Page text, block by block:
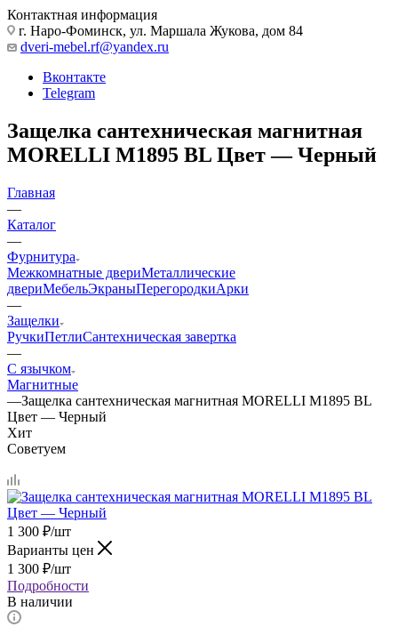
Контактная информация
г. Наро-Фоминск, ул. Маршала Жукова, дом 84
dveri-mebel.rf@yandex.ru
Вконтакте
Telegram
Защелка сантехническая магнитная
MORELLI M1895 BL Цвет — Черный
Главная
—
Каталог
—
Фурнитура
Межкомнатные двериМеталлические
двериМебельЭкраныПерегородкиАрки
—
Защелки
РучкиПетлиСантехническая завертка
—
С язычком
Магнитные
—Защелка сантехническая магнитная MORELLI M1895 BL
Цвет — Черный
Хит
Советуем
1 300 ₽/шт
Варианты цен
1 300 ₽/шт
Подробности
В наличии